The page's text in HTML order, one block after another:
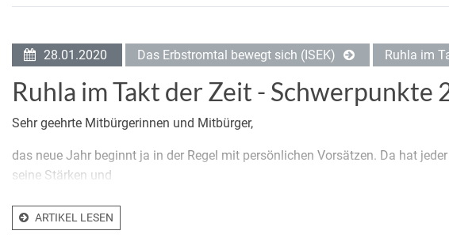
28.01.2020 Das Erbstromtal bewegt sich (ISEK) Ruhla im
Ruhla im Takt der Zeit - Schwerpunkte
Sehr geehrte Mitbürgerinnen und Mitbürger,
das neue Jahr beginnt ja in der Regel mit persönlichen Vorsätzen. Da hat
seine Stärken und
ARTIKEL LESEN